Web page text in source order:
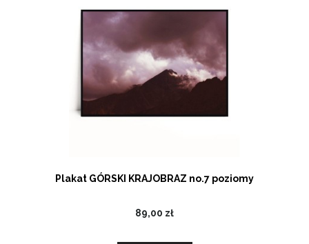
Plakat GÓRSKI KRAJOBRAZ no.7 poziomy
89,00 zł